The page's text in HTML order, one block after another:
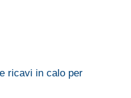
ricavi in calo per